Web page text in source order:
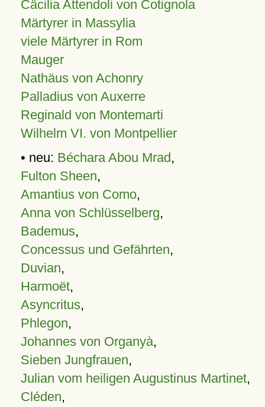
Cäcilia Attendoli von Cotignola
Märtyrer in Massylia
viele Märtyrer in Rom
Mauger
Nathäus von Achonry
Palladius von Auxerre
Reginald von Montemarti
Wilhelm VI. von Montpellier
• neu: Béchara Abou Mrad,
Fulton Sheen,
Amantius von Como,
Anna von Schlüsselberg,
Bademus,
Concessus und Gefährten,
Duvian,
Harmoët,
Asyncritus,
Phlegon,
Johannes von Organyà,
Sieben Jungfrauen,
Julian vom heiligen Augustinus Martinet,
Cléden,